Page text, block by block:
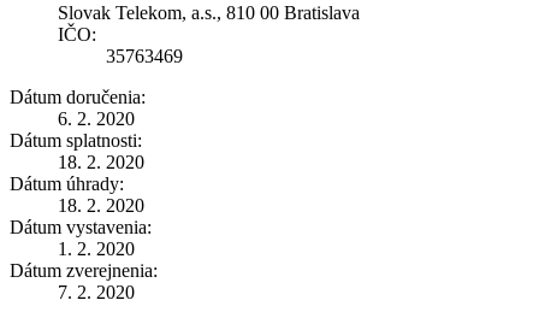
Slovak Telekom, a.s., 810 00 Bratislava
IČO:
35763469
Dátum doručenia:
6. 2. 2020
Dátum splatnosti:
18. 2. 2020
Dátum úhrady:
18. 2. 2020
Dátum vystavenia:
1. 2. 2020
Dátum zverejnenia:
7. 2. 2020